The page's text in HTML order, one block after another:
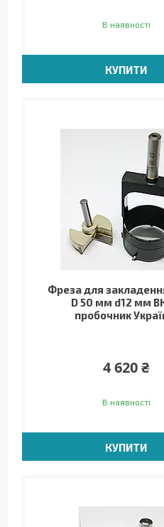
В наявності
КУПИТИ
Фреза для
D 50 мм d12 мм
пробочник
4 620 ₴
В наявності
КУПИТИ